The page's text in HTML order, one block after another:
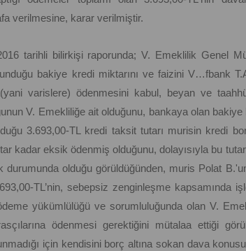
verilmesine, karar verilmiştir.
tarihli bilirkişi raporunda; V. Emeklilik Genel
bakiye kredi miktarını ve faizini V…fbank
varislere) ödenmesini kabul, beyan ve
V. Emekliliğe ait olduğunu, bankaya olan
3.693,00-TL kredi taksit tutarı murisin kredi
kadar eksik ödenmiş olduğunu, dolayısıyla bu
durumunda olduğu görüldüğünden, muris Polat
TL’nin, sebepsiz zenginleşme kapsamında
yükümlülüğü ve sorumluluğunda olan V.
ödenmesi gerektiğini mütalaa ettiği
için kendisini borç altına sokan dava